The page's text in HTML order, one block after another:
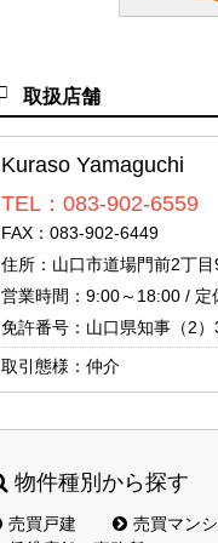
取扱店舗
Kuraso Yamaguchi
TEL：083-902-6559
FAX：083-902-6449
住所：山口市道場門前2丁
営業時間：9:00～18:00 / 定
免許番号：山口県知事（2
取引態様：仲介
物件種別から探す
売買戸建 売買マン